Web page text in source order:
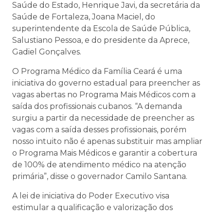
Saúde do Estado, Henrique Javi, da secretária da
Saúde de Fortaleza, Joana Maciel, do
superintendente da Escola de Saúde Pública,
Salustiano Pessoa, e do presidente da Aprece,
Gadiel Gonçalves.
O Programa Médico da Família Ceará é uma
iniciativa do governo estadual para preencher as
vagas abertas no Programa Mais Médicos com a
saída dos profissionais cubanos. “A demanda
surgiu a partir da necessidade de preencher as
vagas com a saída desses profissionais, porém
nosso intuito não é apenas substituir mas ampliar
o Programa Mais Médicos e garantir a cobertura
de 100% de atendimento médico na atenção
primária”, disse o governador Camilo Santana.
A lei de iniciativa do Poder Executivo visa
estimular a qualificação e valorização dos